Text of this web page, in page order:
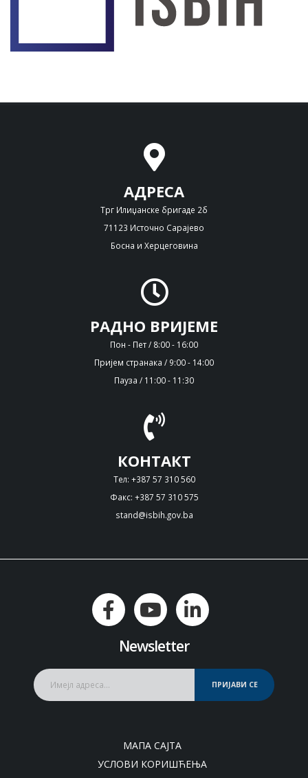
АДРЕСА
Трг Илиџанске бригаде 2б
71123 Источно Сарајево
Босна и Херцеговина
РАДНО ВРИЈЕМЕ
Пон - Пет / 8:00 - 16:00
Пријем странака / 9:00 - 14:00
Пауза / 11:00 - 11:30
КОНТАКТ
Тел: +387 57 310 560
Факс: +387 57 310 575
stand@isbih.gov.ba
Newsletter
ПРИЈАВИ СЕ
МАПА САЈТА
УСЛОВИ КОРИШЋЕЊА